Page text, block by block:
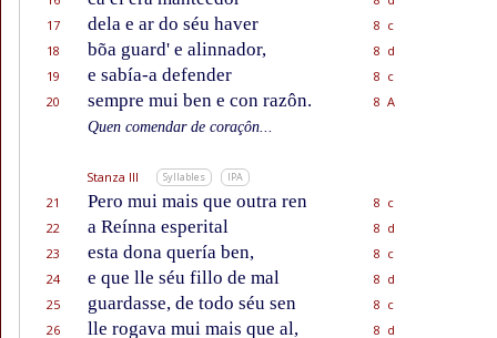
17
dela e ar do séu haver
8 c
18
bõa guard' e alinnador,
8 d
19
e sabía-a defender
8 c
20
sempre mui ben e con razôn.
8 A
Quen comendar de coraçôn...
Stanza III Syllables IPA
21 Pero mui mais que outra ren
8 c
22
a Reínna esperital
8 d
23
esta dona quería ben,
8 c
24
e que lle séu fillo de mal
8 d
25
guardasse, de todo séu sen
8 c
26
lle rogava mui mais que al,
8 d